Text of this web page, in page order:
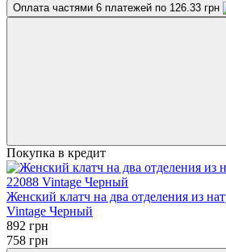
Оплата частями 6 платежей по 126.33 грн
Покупка в кредит
Женский клатч на два отделения из
Vintage Черный
892 грн
758 грн